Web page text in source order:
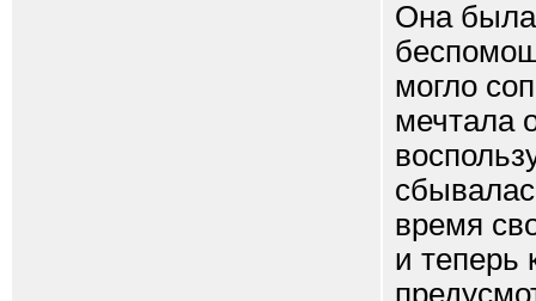
Она была
могло
мечтала
время
и теперь